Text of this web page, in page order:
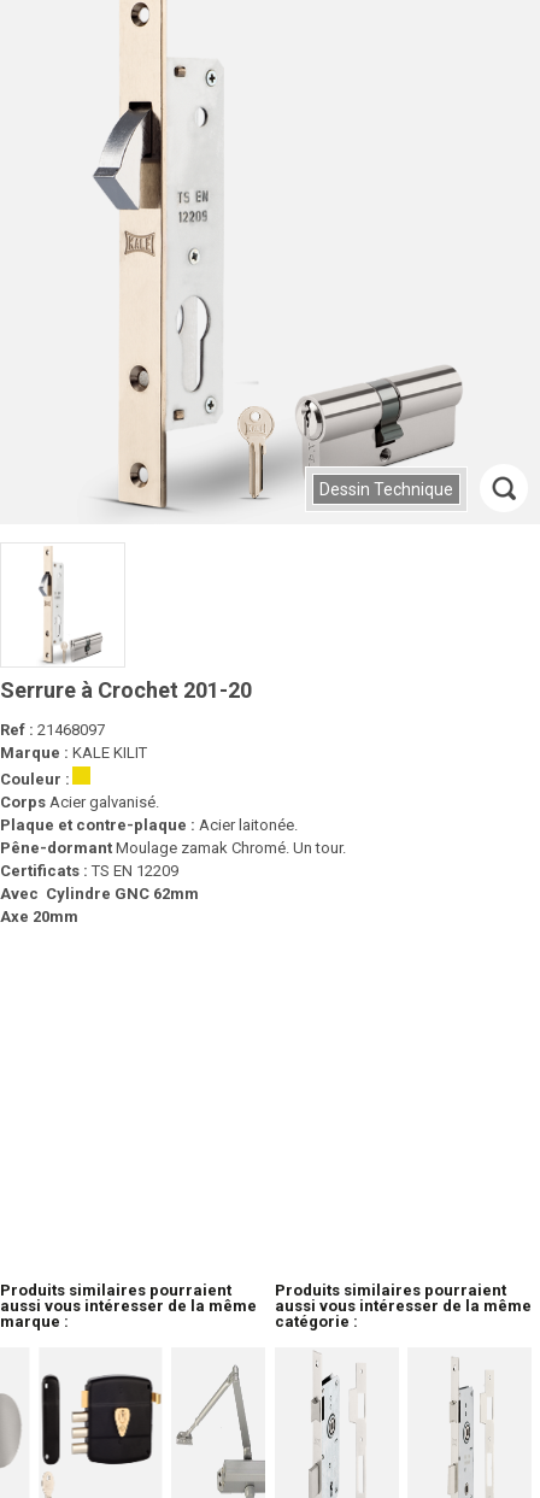
Dessin Technique
Serrure à Crochet 201-20
Ref : 21468097
Marque : KALE KILIT
Couleur :
Corps Acier galvanisé.
Plaque et contre-plaque : Acier laitonée.
Pêne-dormant Moulage zamak Chromé. Un tour.
Certificats : TS EN 12209
Avec Cylindre GNC 62mm
Axe 20mm
Produits similaires pourraient
aussi vous intéresser de la même
marque :
Produits similaires pourraient
aussi vous intéresser de la même
catégorie :